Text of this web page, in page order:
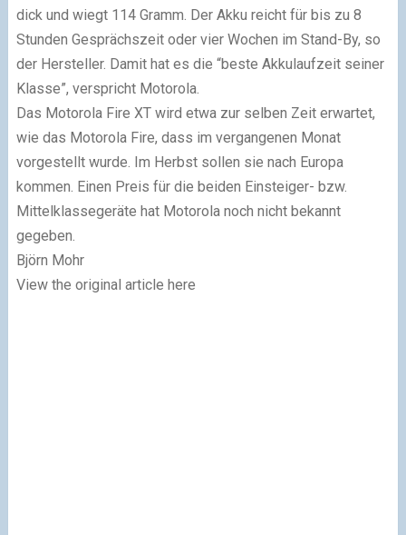
dick und wiegt 114 Gramm. Der Akku reicht für bis zu 8
Stunden Gesprächszeit oder vier Wochen im Stand-By, so
der Hersteller. Damit hat es die “beste Akkulaufzeit seiner
Klasse”, verspricht Motorola.
Das Motorola Fire XT wird etwa zur selben Zeit erwartet,
wie das Motorola Fire, dass im vergangenen Monat
vorgestellt wurde. Im Herbst sollen sie nach Europa
kommen. Einen Preis für die beiden Einsteiger- bzw.
Mittelklassegeräte hat Motorola noch nicht bekannt
gegeben.
Björn Mohr
View the original article here